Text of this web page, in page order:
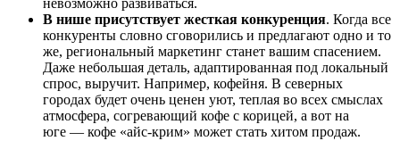
невозможно развиваться.
В нише присутствует жесткая конкуренция. Когда все
конкуренты словно сговорились и предлагают одно и то
же, региональный маркетинг станет вашим спасением.
Даже небольшая деталь, адаптированная под локальный
спрос, выручит. Например, кофейня. В северных
городах будет очень ценен уют, теплая во всех смыслах
атмосфера, согревающий кофе с корицей, а вот на
юге — кофе «айс-крим» может стать хитом продаж.